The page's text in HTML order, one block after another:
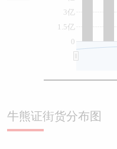
0
1.5亿
3亿
牛熊证街货分布图